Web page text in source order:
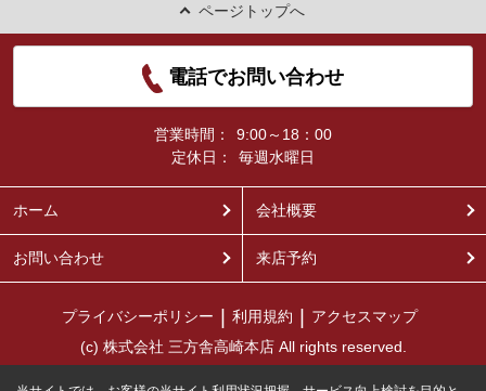
ページトップへ
電話でお問い合わせ
営業時間：
9:00～18：00
定休日：
毎週水曜日
ホーム 会社概要
お問い合わせ 来店予約
プライバシーポリシー 利用規約
アクセスマップ
(c) 株式会社 三方舎高崎本店 All rights reserved.